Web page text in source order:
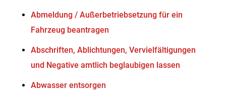
Abmeldung / Außerbetriebsetzung für ein
Fahrzeug beantragen
Abschriften, Ablichtungen, Vervielfältigungen
und Negative amtlich beglaubigen lassen
Abwasser entsorgen